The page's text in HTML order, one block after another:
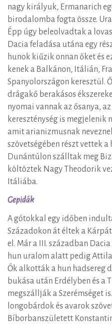
nagy királyuk, Ermanarich
birodalomba fogta össze.
Épp úgy beleolvadtak a
Dacia feladása utána egy
hunok kiűzik onnan őket és
kenek a Balkánon, Itálián,
Spanyolországon keresztül.
drágakő berakásos
nyomai vannak az ősanya,
kereszténység is megjelenik
amit arianizmusnak
szövetségében részt vettek
Dunántúlon szálltak meg
költöztek Nagy Theodorik
Itáliába.
Gepidák
A gótokkal egy időben
Századokon át éltek a
el. Már a III. században
hun uralom alatt pedig
Ők alkották a hun hadsereg
bukása után Erdélyben és a
megszállják a Szerémséget
longobárdok és avarok
Bíborbanszületett